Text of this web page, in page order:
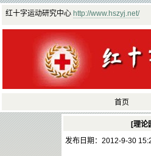
红十字运动研究中心 http://www.hszyj.net/
首页
[理论
发布日期：2012-9-30